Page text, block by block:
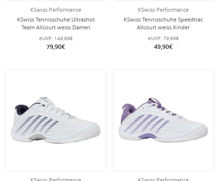
KSwiss Performance
KSwiss Tennisschuhe Ultrashot
Team Allcourt weiss Damen
eUVP: 149,99€
79,90€
KSwiss Performance
KSwiss Tennisschuhe Speedtrac
Allcourt weiss Kinder
eUVP: 79,99€
49,90€